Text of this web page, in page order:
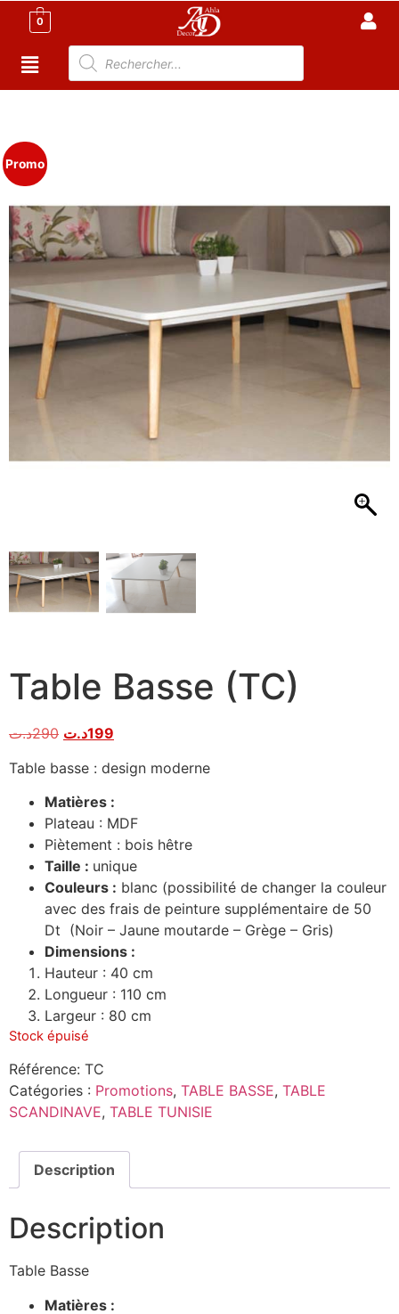
0
Promo
Table Basse (TC)
290د.ت 199د.ت
Table basse : design moderne
Matières :
Plateau : MDF
Piètement : bois hêtre
Taille : unique
Couleurs : blanc (possibilité de changer la couleur
avec des frais de peinture supplémentaire de 50
Dt (Noir – Jaune moutarde – Grège – Gris)
Dimensions :
Hauteur : 40 cm
Longueur : 110 cm
Largeur : 80 cm
Stock épuisé
Référence: TC
Catégories : Promotions, TABLE BASSE, TABLE
SCANDINAVE, TABLE TUNISIE
Description
Description
Table Basse
Matières :